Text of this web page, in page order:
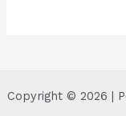
Copyright © 2026 |